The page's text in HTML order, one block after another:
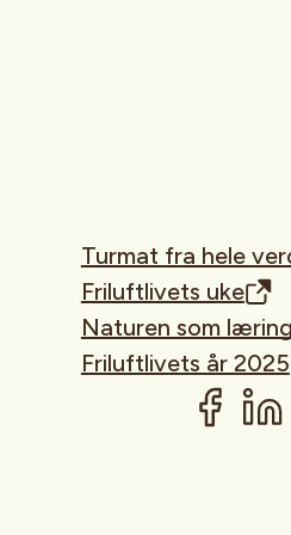
Turmat fra hele
Friluftlivets uke
Naturen som
Friluftlivets år 2025